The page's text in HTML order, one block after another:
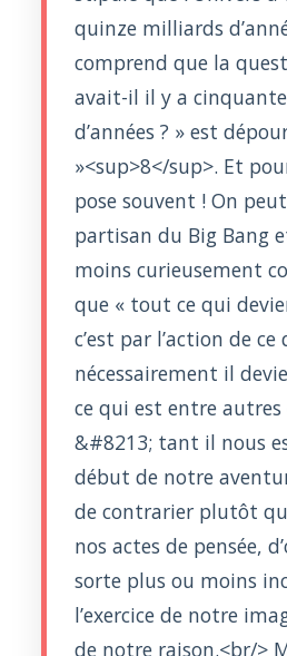
quinze milliards
comprend que la
avait-il il y a
d’années ? » est
»<sup>8</sup>. Et
pose souvent ! On
partisan du Big Bang
moins curieusement
que « tout ce qui
c’est par l’action de
nécessairement il
ce qui est entre autres
&#8213; tant il nous
début de notre
de contrarier plutôt
nos actes de pensée,
sorte plus ou moins
l’exercice de notre
de notre raison.<br/>